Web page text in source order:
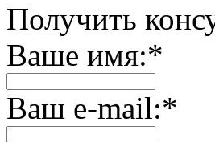
Получить
Ваше имя:*
Ваш e-mail:*